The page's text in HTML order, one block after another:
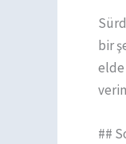
bir
elde
##